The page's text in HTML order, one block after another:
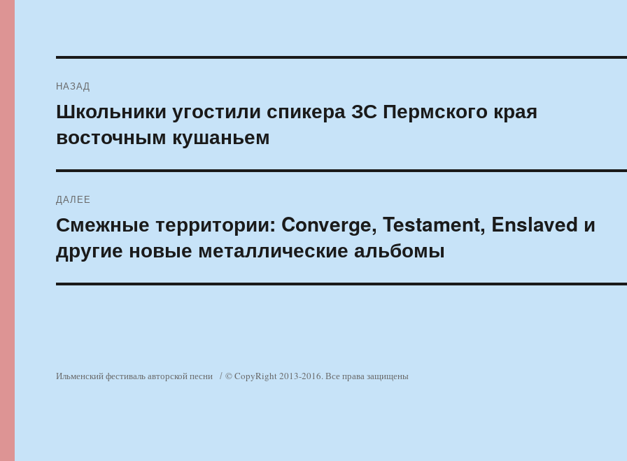
по
записям
НАЗАД
Предыдущая
Школьники угостили спикера ЗС Пермского края
восточным кушаньем
ДАЛЕЕ
Следующая
Смежные территории: Converge, Testament, Enslaved и
другие новые металлические альбомы
Ильменский фестиваль авторской песни © CopyRight 2013-2016. Все права защищены